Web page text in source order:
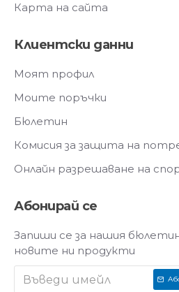
Карта на сайта
Клиентски данни
Моят профил
Моите поръчки
Бюлетин
Комисия за защита на
Онлайн разрешаване на
Абонирай се
Запиши се за нашия бюлетин
новите ни продукти